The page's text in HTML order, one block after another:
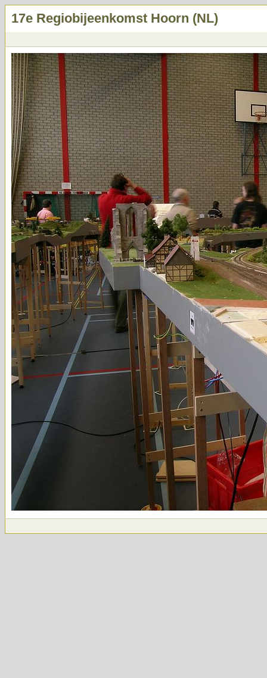
17e Regiobijeenkomst Hoorn (NL)